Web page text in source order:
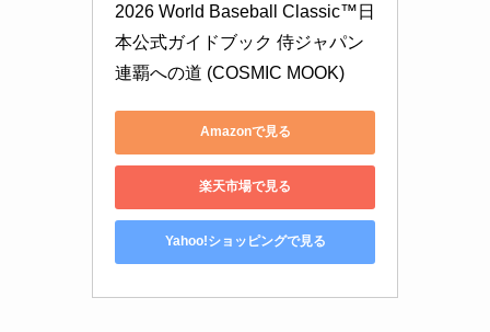
2026 World Baseball Classic™日
本公式ガイドブック 侍ジャパン
連覇への道 (COSMIC MOOK)
Amazonで見る
楽天市場で見る
Yahoo!ショッピングで見る